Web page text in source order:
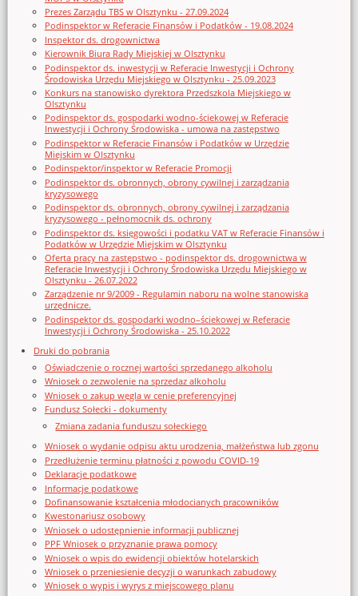
Prezes Zarządu TBS w Olsztynku - 27.09.2024
Podinspektor w Referacie Finansów i Podatków - 19.08.2024
Inspektor ds. drogownictwa
Kierownik Biura Rady Miejskiej w Olsztynku
Podinspektor ds. inwestycji w Referacie Inwestycji i Ochrony
Środowiska Urzędu Miejskiego w Olsztynku - 25.09.2023
Konkurs na stanowisko dyrektora Przedszkola Miejskiego w
Olsztynku
Podinspektor ds. gospodarki wodno-ściekowej w Referacie
Inwestycji i Ochrony Środowiska - umowa na zastępstwo
Podinspektor w Referacie Finansów i Podatków w Urzędzie
Miejskim w Olsztynku
Podinspektor/inspektor w Referacie Promocji
Podinspektor ds. obronnych, obrony cywilnej i zarządzania
kryzysowego
Podinspektor ds. obronnych, obrony cywilnej i zarządzania
kryzysowego - pełnomocnik ds. ochrony
Podinspektor ds. księgowości i podatku VAT w Referacie Finansów i
Podatków w Urzędzie Miejskim w Olsztynku
Oferta pracy na zastępstwo - podinspektor ds. drogownictwa w
Referacie Inwestycji i Ochrony Środowiska Urzędu Miejskiego w
Olsztynku - 26.07.2022
Zarządzenie nr 9/2009 - Regulamin naboru na wolne stanowiska
urzędnicze.
Podinspektor ds. gospodarki wodno–ściekowej w Referacie
Inwestycji i Ochrony Środowiska - 25.10.2022
Druki do pobrania
Oświadczenie o rocznej wartości sprzedanego alkoholu
Wniosek o zezwolenie na sprzedaz alkoholu
Wniosek o zakup węgla w cenie preferencyjnej
Fundusz Sołecki - dokumenty
Zmiana zadania funduszu sołeckiego
Wniosek o wydanie odpisu aktu urodzenia, małżeństwa lub zgonu
Przedłużenie terminu płatności z powodu COVID-19
Deklaracje podatkowe
Informacje podatkowe
Dofinansowanie kształcenia młodocianych pracowników
Kwestonariusz osobowy
Wniosek o udostępnienie informacji publicznej
PPF Wniosek o przyznanie prawa pomocy
Wniosek o wpis do ewidencji obiektów hotelarskich
Wniosek o przeniesienie decyzji o warunkach zabudowy
Wniosek o wypis i wyrys z miejscowego planu